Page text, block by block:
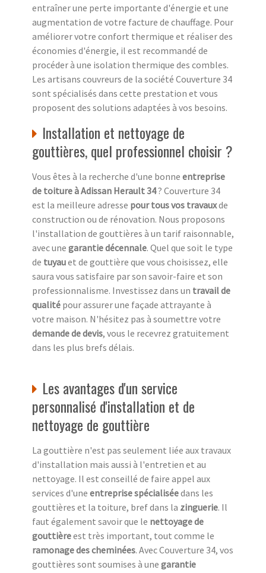
entraîner une perte importante d'énergie et une
augmentation de votre facture de chauffage. Pour
améliorer votre confort thermique et réaliser des
économies d'énergie, il est recommandé de
procéder à une isolation thermique des combles.
Les artisans couvreurs de la société Couverture 34
sont spécialisés dans cette prestation et vous
proposent des solutions adaptées à vos besoins.
Installation et nettoyage de
gouttières, quel professionnel choisir ?
Vous êtes à la recherche d'une bonne entreprise
de toiture à Adissan Herault 34? Couverture 34
est la meilleure adresse pour tous vos travauxde
construction ou de rénovation. Nous proposons
l'installation de gouttières à un tarif raisonnable,
avec une garantie décennale. Quel que soit le type
de tuyauet de gouttière que vous choisissez, elle
saura vous satisfaire par son savoir-faire et son
professionnalisme. Investissez dans un travail de
qualité pour assurer une façade attrayante à
votre maison. N'hésitez pas à soumettre votre
demande de devis, vous le recevrez gratuitement
dans les plus brefs délais.
Les avantages d'un service
personnalisé d'installation et de
nettoyage de gouttière
La gouttière n'est pas seulement liée aux travaux
d'installation mais aussi à l'entretien et au
nettoyage. Il est conseillé de faire appel aux
services d'une entreprise spécialiséedans les
gouttières et la toiture, bref dans la zinguerie. Il
faut également savoir que le nettoyage de
gouttièreest très important, tout comme le
ramonage des cheminées. Avec Couverture 34, vos
gouttières sont soumises à une garantie